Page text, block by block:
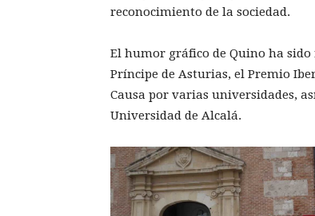
reconocimiento de la sociedad.
El humor gráfico de Quino ha
Príncipe de Asturias, el Premio
Causa por varias universidades,
Universidad de Alcalá.